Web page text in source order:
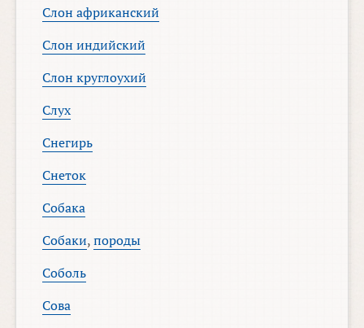
Слон африканский
Слон индийский
Слон круглоухий
Слух
Снегирь
Снеток
Собака
Собаки,породы
Соболь
Сова